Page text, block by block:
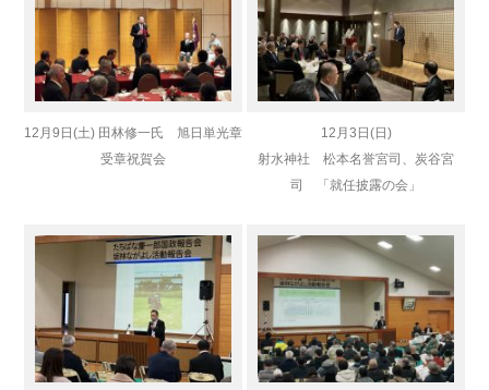
12月9日(土) 田林修一氏 旭日単光章
受章祝賀会
12月3日(日)
射水神社 松本名誉宮司、炭谷宮
司 「就任披露の会」